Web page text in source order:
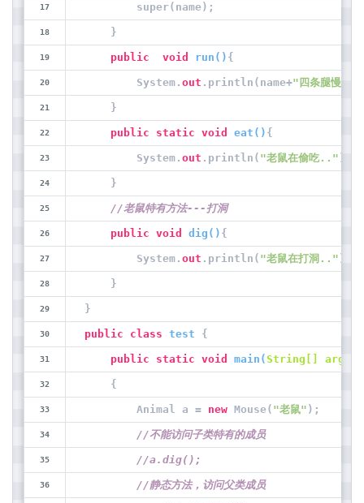
        super(name);
    }
public void run ( ) {
        System.
out .println(name+"四条腿慢慢
    }
public static void eat ( ) {
        System.
out .println( "老鼠在偷吃.." );
    }
//老鼠特有方法---打洞
public void dig ( ) {
        System.
out .println( "老鼠在打洞.." );
    }
}
public class test {
public static void main (String[] args
    {
        Animal a =
new Mouse( "老鼠" );
//不能访问子类特有的成员
//a.dig();
//静态方法，访问父类成员